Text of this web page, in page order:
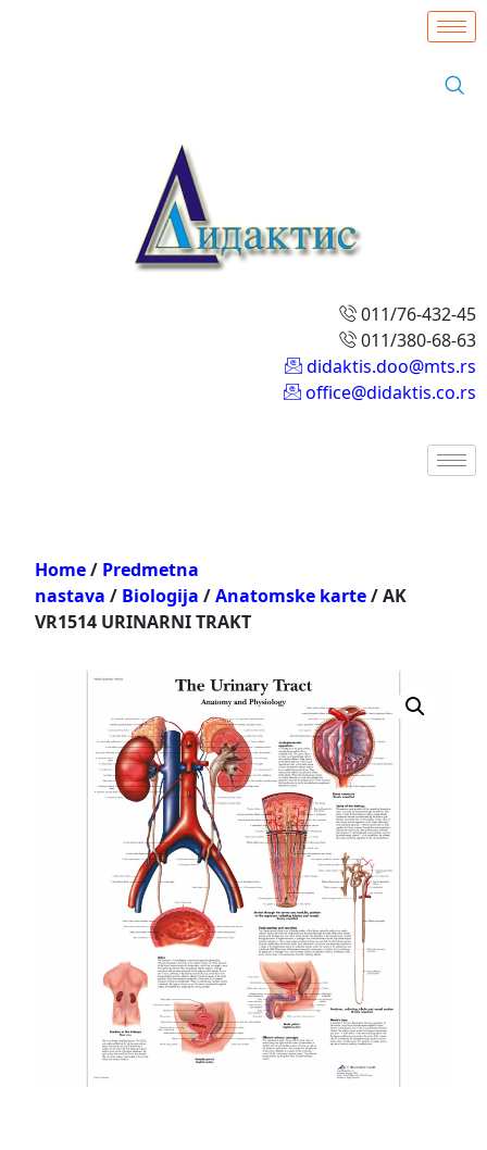
011/76-432-45
011/380-68-63
didaktis.doo@mts.rs
office@didaktis.co.rs
Home/ Predmetna
nastava / Biologija /Anatomske karte/ AK
VR1514 URINARNI TRAKT